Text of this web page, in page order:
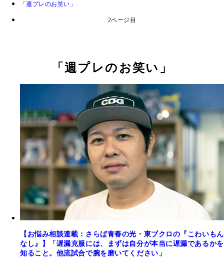
「週プレのお笑い」
2ページ目
「週プレのお笑い」
【お悩み相談連載：さらば青春の光・東ブクロの『こわいもん
なし』】「遅漏克服には、まずは自分が本当に遅漏であるかを
知ること。他流試合で腕を磨いてください」